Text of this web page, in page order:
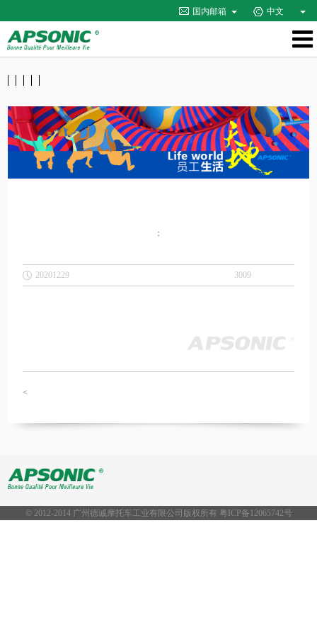
国内邮箱 中文
：
20201229 3009
<
© 2012-2014 广州德诚摩托车工业有限公司版权所有 粤ICP备12065742号